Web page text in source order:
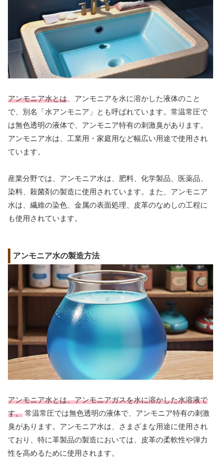
アンモニア水とは 、アンモニアを水に溶かした液体のこと
で、別名「水アンモニア」とも呼ばれています。常温常圧で
は無色透明の液体で、アンモニア特有の刺激臭があります。
アンモニア水は、工業用・家庭用など幅広い用途で使用され
ています。
産業分野では、アンモニア水は、肥料、化学製品、医薬品、
染料、殺菌剤の製造に使用されています。また、アンモニア
水は、繊維の染色、金属の表面処理、皮革のなめしの工程に
も使用されています。
アンモニア水の製造方法
アンモニア水とは、アンモニアガスを水に溶かした水溶液で
す。 常温常圧では無色透明の液体で、アンモニア特有の刺激
臭があります。アンモニア水は、さまざまな用途に使用され
ており、特に革製品の製造においては、皮革の柔軟性や弾力
性を高めるために使用されます。